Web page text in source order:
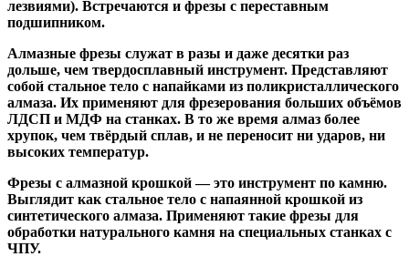
лезвиями). Встречаются и фрезы с переставным
подшипником.
Алмазные фрезы служат в разы и даже десятки раз
дольше, чем твердосплавный инструмент. Представляют
собой стальное тело с напайками из поликристаллического
алмаза. Их применяют для фрезерования больших объёмов
ЛДСП и МДФ на станках. В то же время алмаз более
хрупок, чем твёрдый сплав, и не переносит ни ударов, ни
высоких температур.
Фрезы с алмазной крошкой— это инструмент по камню.
Выглядит как стальное тело с напаянной крошкой из
синтетического алмаза. Применяют такие фрезы для
обработки натурального камня на специальных станках с
ЧПУ.